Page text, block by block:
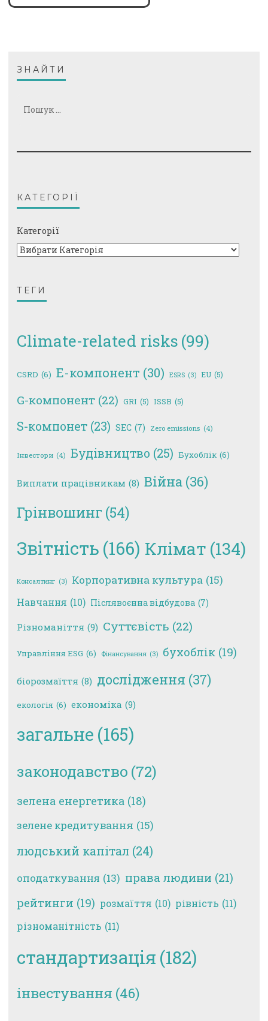
ЗНАЙТИ
КАТЕГОРІЇ
Категорії
ТЕГИ
Climate-related risks (99)
CSRD (6) E-компонент (30) ESRS (3) EU (5)
G-компонент (22) GRI (5) ISSB (5)
S-компонет (23) SEC (7) Zero emissions (4)
Інвестори (4) Будівництво (25) Бухоблік (6)
Виплати працівникам (8) Війна (36)
Грінвошинг (54)
Звітність (166) Клімат (134)
Консалтинг (3) Корпоративна культура (15)
Навчання (10) Післявоєнна відбудова (7)
Різноманіття (9) Суттєвість (22)
Управління ESG (6) Фінансування (3) бухоблік (19)
біорозмаїття (8) дослідження (37)
екологія (6) економіка (9)
загальне (165)
законодавство (72)
зелена енергетика (18)
зелене кредитування (15)
людський капітал (24)
оподаткування (13) права людини (21)
рейтинги (19) розмаїття (10) рівність (11)
різноманітність (11)
стандартизація (182)
інвестування (46)